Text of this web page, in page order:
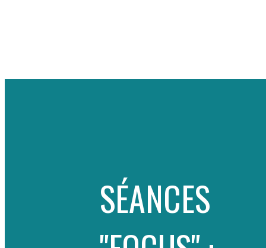
SÉANCES